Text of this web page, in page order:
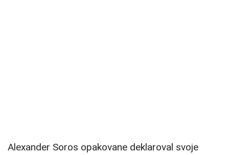
Alexander Soros opakovane deklaroval svoje